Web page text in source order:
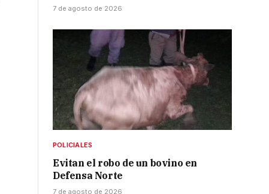
7 de agosto de 2026
POLICIALES
Evitan el robo de un bovino en
Defensa Norte
7 de agosto de 2026